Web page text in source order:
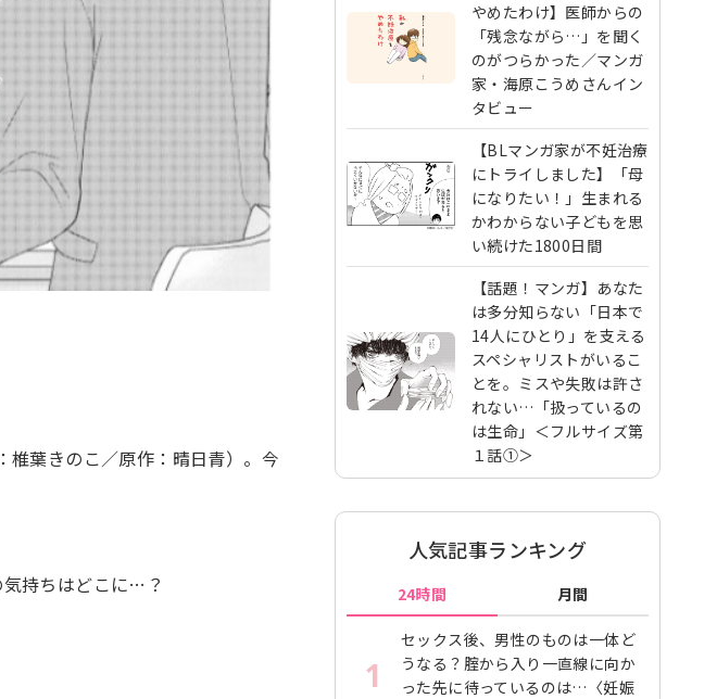
椎葉きのこ／原作：晴日青）。今
持ちはどこに…？
やめたわけ】医師からの
「残念ながら…」を聞く
のがつらかった／マンガ
家・海原こうめさんイン
タビュー
【BLマンガ家が不妊治療
にトライしました】「母
になりたい！」生まれる
かわからない子どもを思
い続けた1800日間
【話題！マンガ】あなた
は多分知らない「日本で
14人にひとり」を支える
スペシャリストがいるこ
とを。ミスや失敗は許さ
れない…「扱っているの
は生命」＜フルサイズ第
１話①＞
人気記事ランキング
24時間 月間
1
セックス後、男性のものは一体ど
うなる？腟から入り一直線に向か
った先に待っているのは…〈妊娠